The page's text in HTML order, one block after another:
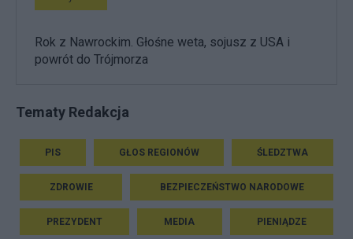
Rok z Nawrockim. Głośne weta, sojusz z USA i
powrót do Trójmorza
Tematy Redakcja
PIS GŁOS REGIONÓW ŚLEDZTWA
ZDROWIE BEZPIECZEŃSTWO NARODOWE
PREZYDENT MEDIA PIENIĄDZE